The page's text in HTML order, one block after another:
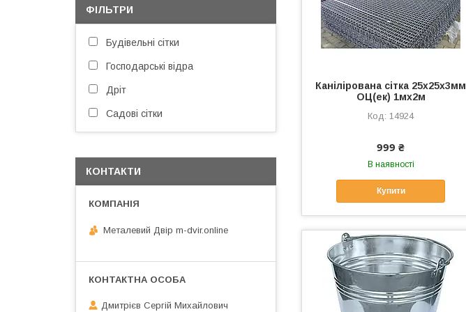
Канілірована сітка 25х25х3мм
ОЦ(ек) 1мх2м
14924
999 ₴
В наявності
Купити
ФІЛЬТРИ
Будівельні сітки
Господарські відра
Дріт
Садові сітки
КОНТАКТИ
Металевий Двір m-dvir.online
Дмитрієв Сергій Михайлович